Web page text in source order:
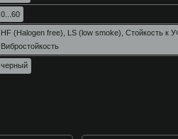
0...60
HF (Halogen free), LS (low smoke), Стойкость к
Вибростойкость
черный